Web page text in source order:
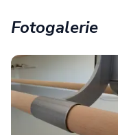
Fotogalerie